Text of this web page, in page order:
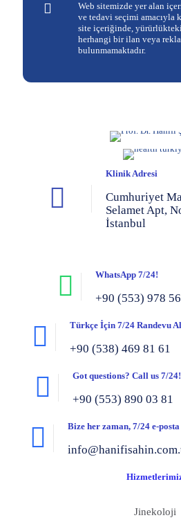
Web sitemizde yer alan
ve tedavi seçimi amacıyla
site içeriğinde, yürürlükteki
herhangi bir ilan veya
bulunmamaktadır.
Klinik Adresi
Cumhuriyet
Selamet Apt,
İstanbul
WhatsApp 7/24!
+90 (553) 978
Türkçe İçin 7/24 Randevu
+90 (538) 469 81 61
Got questions? Call us 7/24!
+90 (553) 890 03 81
Bize her zaman, 7/24 e-
Jinekoloji